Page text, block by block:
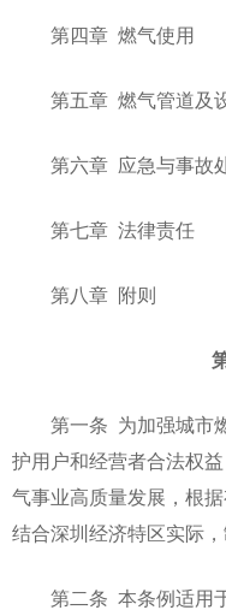
第四章 燃气使用
第五章 燃气管道及
第六章 应急与事故
第七章 法律责任
第八章 附则
第一条 为加强城市燃
护用户和经营者合法权
气事业高质量发展，根
结合深圳经济特区实际，
第二条 本条例适用于